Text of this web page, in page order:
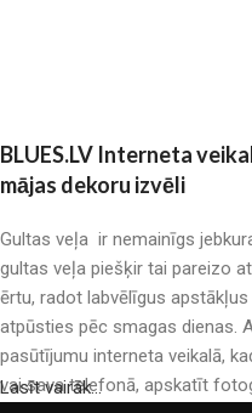
BLUES.LV Interneta
mājas dekoru izvēli
Gultas veļa ir nemainīgs
gultas veļa piešķir tai pareizo
ērtu, radot labvēlīgus
atpūsties pēc smagas dienas.
pasūtījumu interneta veikalā,
vai sava telefonā, apskatīt
Lasīt vairāk...